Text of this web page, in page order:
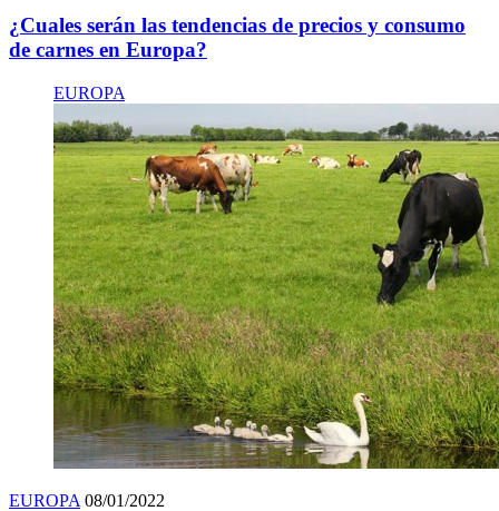
¿Cuales serán las tendencias de precios y consumo
de carnes en Europa?
EUROPA
EUROPA 08/01/2022